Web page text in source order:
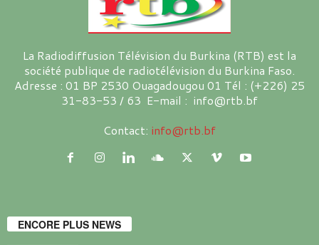
La Radiodiffusion Télévision du Burkina (RTB) est la
société publique de radiotélévision du Burkina Faso.
Adresse : 01 BP 2530 Ouagadougou 01 Tél : (+226) 25
31-83-53 / 63 E-mail : info@rtb.bf
Contact: info@rtb.bf
ENCORE PLUS NEWS